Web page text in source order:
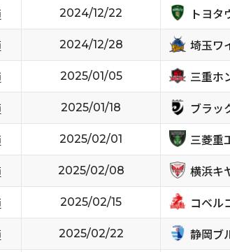
2024/12/22 トヨタ
2024/12/28 埼玉ワ
2025/01/05 三重ホ
2025/01/18 ブラッ
2025/02/01 三菱重
2025/02/08 横浜キ
2025/02/15 コベル
2025/02/22 静岡ブ